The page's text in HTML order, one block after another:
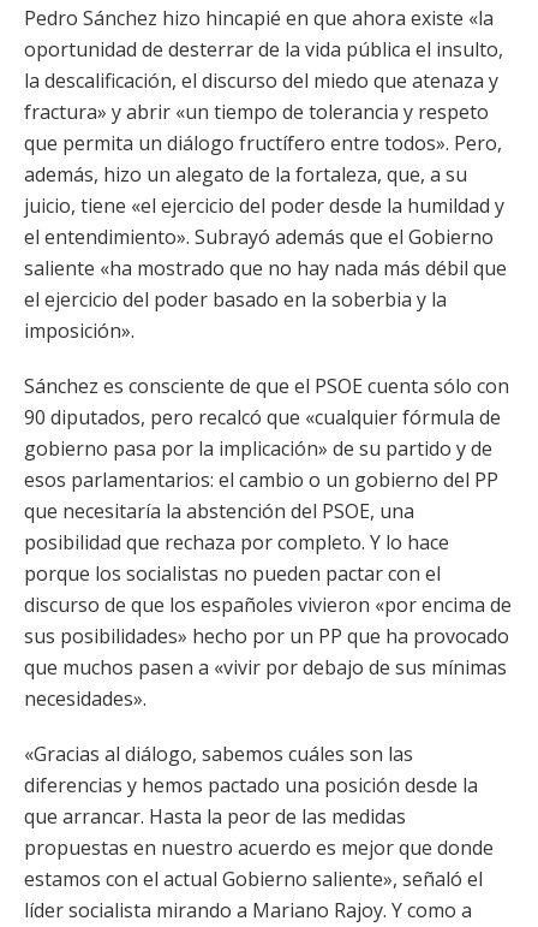
Pedro Sánchez hizo hincapié en que ahora existe «la
oportunidad de desterrar de la vida pública el insulto,
la descalificación, el discurso del miedo que atenaza y
fractura» y abrir «un tiempo de tolerancia y respeto
que permita un diálogo fructífero entre todos». Pero,
además, hizo un alegato de la fortaleza, que, a su
juicio, tiene «el ejercicio del poder desde la humildad y
el entendimiento». Subrayó además que el Gobierno
saliente «ha mostrado que no hay nada más débil que
el ejercicio del poder basado en la soberbia y la
imposición».
Sánchez es consciente de que el PSOE cuenta sólo con
90 diputados, pero recalcó que «cualquier fórmula de
gobierno pasa por la implicación» de su partido y de
esos parlamentarios: el cambio o un gobierno del PP
que necesitaría la abstención del PSOE, una
posibilidad que rechaza por completo. Y lo hace
porque los socialistas no pueden pactar con el
discurso de que los españoles vivieron «por encima de
sus posibilidades» hecho por un PP que ha provocado
que muchos pasen a «vivir por debajo de sus mínimas
necesidades».
«Gracias al diálogo, sabemos cuáles son las
diferencias y hemos pactado una posición desde la
que arrancar. Hasta la peor de las medidas
propuestas en nuestro acuerdo es mejor que donde
estamos con el actual Gobierno saliente», señaló el
líder socialista mirando a Mariano Rajoy. Y como a